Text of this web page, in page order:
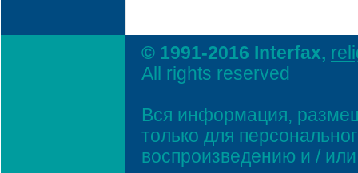
© 1991-2016 Interfax,
All rights reserved
Вся информация,
только для
воспроизведению и /